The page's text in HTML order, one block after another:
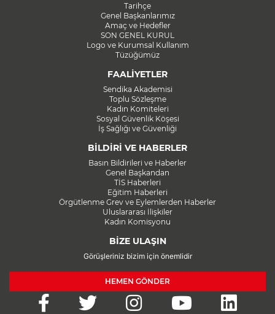
Tarihçe
Genel Başkanlarımız
Amaç ve Hedefler
SON GENEL KURUL
Logo ve Kurumsal Kullanım
Tüzüğümüz
FAALİYETLER
Sendika Akademisi
Toplu Sözleşme
Kadın Komiteleri
Sosyal Güvenlik Köşesi
İş Sağlığı ve Güvenliği
BİLDİRİ VE HABERLER
Basın Bildirileri ve Haberler
Genel Başkandan
TİS Haberleri
Eğitim Haberleri
Örgütlenme Grev ve Eylemlerden Haberler
Uluslararası İlişkiler
Kadın Komisyonu
BİZE ULAŞIN
Görüşleriniz bizim için önemlidir
HEMEN GÖNDER